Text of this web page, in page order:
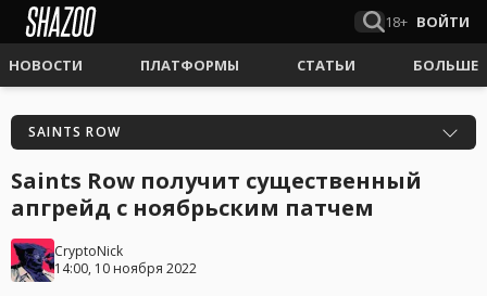
18+ ВОЙТИ
НОВОСТИ ПЛАТФОРМЫ СТАТЬИ БОЛЬШЕ
SAINTS ROW
Saints Row получит существенный
апгрейд с ноябрьским патчем
CryptoNick
14:00, 10 ноября 2022